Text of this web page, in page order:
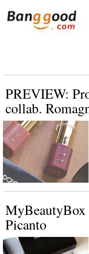
PREVIEW:
collab.
MyBeautyBox
Picanto